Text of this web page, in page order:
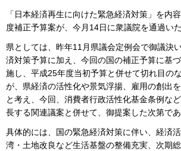
「日本経済再生に向けた緊急経済対策」を内
度補正予算案が、今月14日に衆議院を通過いた
県としては、昨年11月県議会定例会で御議決
済対策予算に加え、今回の国の補正予算に基
施し、平成25年度当初予算と併せて切れ目の
が、県経済の活性化や景気浮揚、雇用の創出
と考え、今回、消費者行政活性化基金条例な
長する関連議案と併せて、御提案した次第であ
具体的には、国の緊急経済対策に伴い、経済
湾・土地改良など生活基盤の整備充実、次期